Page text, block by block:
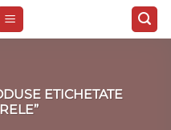
ETICHETATE